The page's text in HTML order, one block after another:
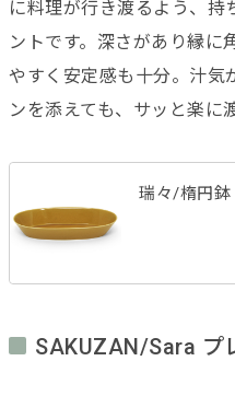
に料理が行き渡るよう、持
ントです。深さがあり縁に
やすく安定感も十分。汁気
ンを添えても、サッと楽に
瑞々/楕円鉢
SAKUZAN/Sara プ